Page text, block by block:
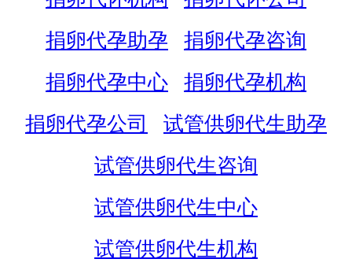
捐卵代孕助孕
捐卵代孕咨询
捐卵代孕中心
捐卵代孕机构
捐卵代孕公司
试管供卵代生助孕
试管供卵代生咨询
试管供卵代生中心
试管供卵代生机构